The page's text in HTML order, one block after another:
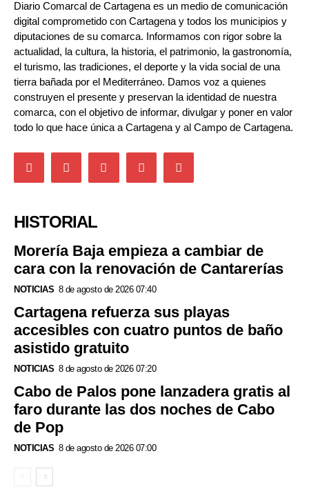
Diario Comarcal de Cartagena es un medio de comunicación
digital comprometido con Cartagena y todos los municipios y
diputaciones de su comarca. Informamos con rigor sobre la
actualidad, la cultura, la historia, el patrimonio, la gastronomía,
el turismo, las tradiciones, el deporte y la vida social de una
tierra bañada por el Mediterráneo. Damos voz a quienes
construyen el presente y preservan la identidad de nuestra
comarca, con el objetivo de informar, divulgar y poner en valor
todo lo que hace única a Cartagena y al Campo de Cartagena.
HISTORIAL
Morería Baja empieza a cambiar de
cara con la renovación de Cantarerías
NOTICIAS 8 de agosto de 2026 07:40
Cartagena refuerza sus playas
accesibles con cuatro puntos de baño
asistido gratuito
NOTICIAS 8 de agosto de 2026 07:20
Cabo de Palos pone lanzadera gratis al
faro durante las dos noches de Cabo
de Pop
NOTICIAS 8 de agosto de 2026 07:00